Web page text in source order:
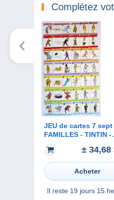
Complétez
JEU de cartes 7 sept
FAMILLES - TINTIN -
HERGE sans boîte
± 34,68
Acheter
Il reste 19 jours 15